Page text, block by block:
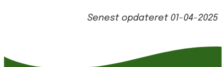
Senest opdateret 01-04-2025